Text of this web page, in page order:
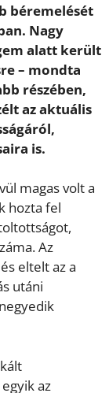
béremelését
Nagy
alatt került
– mondta
részében,
az aktuális
is.
magas volt a
hozta fel
Az
eltelt az a
utáni
az